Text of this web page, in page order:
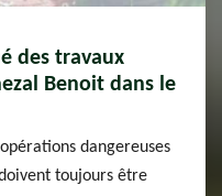
des travaux
Benoit dans le
dangereuses
toujours être